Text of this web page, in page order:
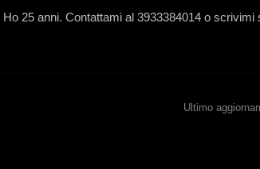
Ho 25 anni. Contattami al 3933384014 o
Ultimo